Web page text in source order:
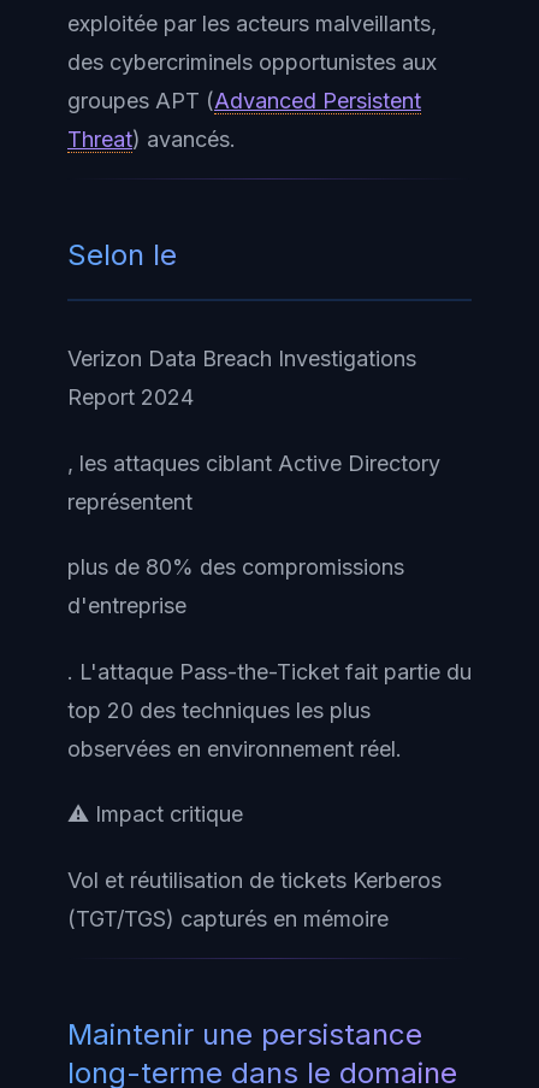
exploitée par les acteurs malveillants,
des cybercriminels opportunistes aux
groupes APT (Advanced Persistent
Threat) avancés.
Selon le
Verizon Data Breach Investigations
Report 2024
, les attaques ciblant Active Directory
représentent
plus de 80% des compromissions
d'entreprise
. L'attaque Pass-the-Ticket fait partie du
top 20 des techniques les plus
observées en environnement réel.
⚠️ Impact critique
Vol et réutilisation de tickets Kerberos
(TGT/TGS) capturés en mémoire
Maintenir une persistance
long-terme dans le domaine